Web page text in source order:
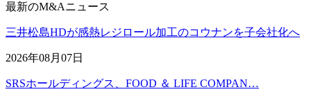
最新のM&Aニュース
三井松島HDが感熱レジロール加工のコウナンを子会社化へ
2026年08月07日
SRSホールディングス、FOOD ＆ LIFE COMPAN…